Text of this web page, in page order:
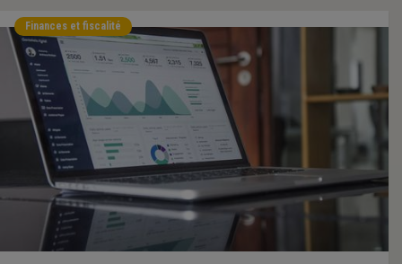
Finances et fiscalité